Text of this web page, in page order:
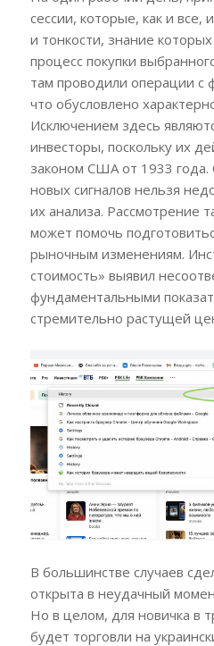
сессии, которые, как и все,
и тонкости, знание
процесс покупки
там проводили операции с
что обусловлено
Исключением здесь
инвесторы, поскольку их
законом США от 1933 года.
новых сигналов нельзя
их анализа. Рассмотрение
может помочь
рыночным изменениям.
стоимость» выявил
фундаментальными
стремительно растущей
В большинстве случаев
открыта в неудачный
Но в целом, для новичка в
будет торговли на